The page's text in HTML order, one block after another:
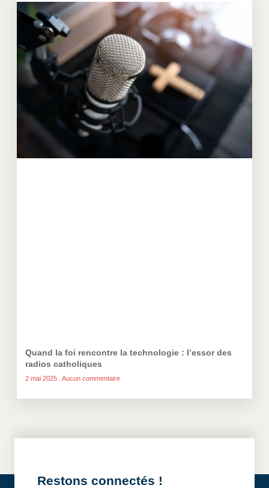
Quand la foi rencontre la technologie : l’essor des
radios catholiques
2 mai 2025 Aucun commentaire
Restons connectés !